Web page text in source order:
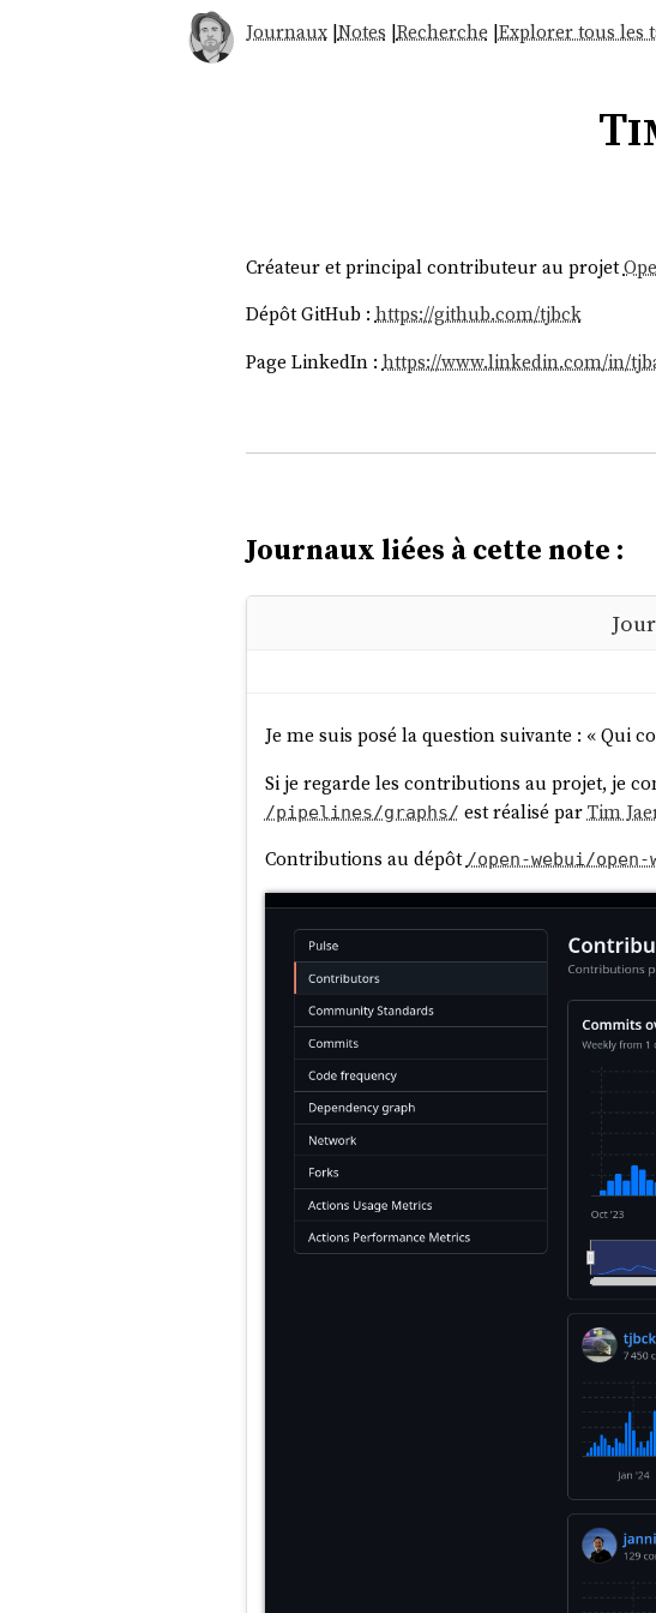
Journaux|Notes |Recherche |Explorer tous les
Créateur et principal contributeur au projet
Dépôt GitHub :https://github.com/tjbck
Page LinkedIn : https://www.linkedin.com/in/
Journaux liées à cette note :
Je me suis posé la question suivante : « Qui
Si je regarde les contributions au projet, je
/pipelines/graphs/ est réalisé parTim
Contributions au dépôt /open-webui/open-